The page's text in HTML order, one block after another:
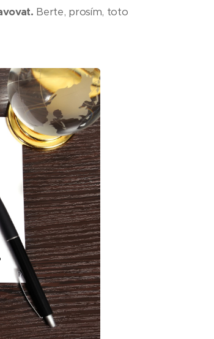
Berte, prosím, toto